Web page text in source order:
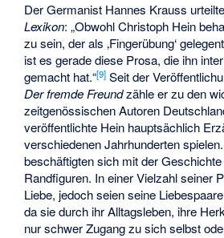
Der Germanist Hannes Krauss
Lexikon: „Obwohl Christoph Hein
zu sein, der als ‚Fingerübung‘
ist es gerade diese Prosa, die ihn
gemacht hat.“[9] Seit der
Der fremde Freundzähle er zu den
zeitgenössischen Autoren
veröffentlichte Hein hauptsächlich
verschiedenen Jahrhunderten
beschäftigten sich mit der
Randfiguren. In einer Vielzahl seiner
Liebe, jedoch seien seine
da sie durch ihr Alltagsleben, ihre
nur schwer Zugang zu sich selbst